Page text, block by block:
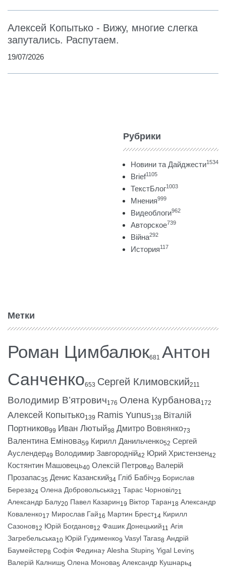
Алексей Копытько - Вижу, многие слегка
запутались. Распутаем.
19/07/2026
Рубрики
Новини та Дайджести1534
Brief1105
ТекстБлог1003
Мнения999
Видеоблоги962
Авторское739
Війна292
История117
Метки
Роман Цимбалюк681 Антон
Санченко653 Сергей Климовский211
Володимир В’ятрович176 Олена Курбанова172
Алексей Копытько139 Ramis Yunus138 Віталій
Портников99 Иван Лютый98 Дмитро Вовнянко73
Валентина Емінова59 Кирилл Данильченко52 Сергей
Ауслендер49 Володимир Завгородній42 Юрий Христензен42
Костянтин Машовець40 Олексій Петров40 Валерій
Прозапас35 Денис Казанский34 Гліб Бабіч29 Борислав
Береза24 Олена Добровольська21 Тарас Чорновіл21
Александр Балу20 Павел Казарин19 Віктор Таран18 Александр
Коваленко17 Мирослав Гай16 Мартин Брест14 Кирилл
Сазонов12 Юрій Богданов12 Фашик Донецький11 Агія
Загребельська10 Юрій Гудименко9 Vasyl Taras8 Андрій
Баумейстер8 Софія Федина7 Alesha Stupin5 Yigal Levin5
Валерій Калниш5 Олена Монова5 Александр Кушнарь4